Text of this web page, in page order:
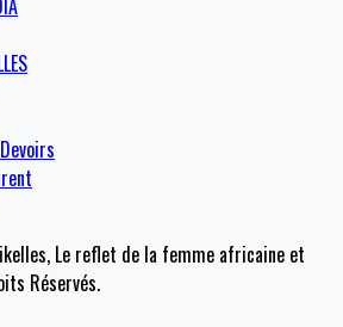
Le reflet de la femme africaine et
Réservés.